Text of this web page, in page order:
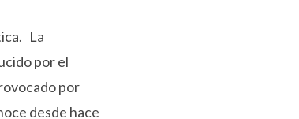
La
por el
por
desde hace